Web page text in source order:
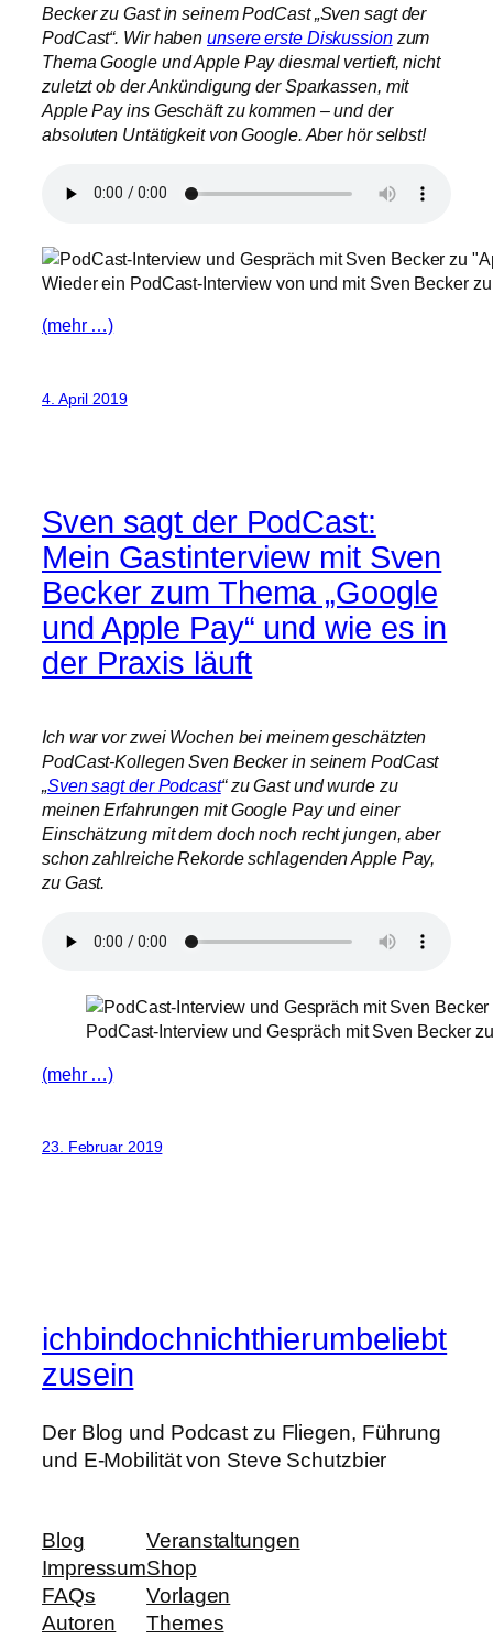
Becker zu Gast in seinem PodCast „Sven sagt der
PodCast“. Wir haben unsere erste Diskussionzum
Thema Google und Apple Pay diesmal vertieft, nicht
zuletzt ob der Ankündigung der Sparkassen, mit
Apple Pay ins Geschäft zu kommen – und der
absoluten Untätigkeit von Google. Aber hör selbst!
Wieder ein PodCast-Interview von und mit Sven Becker
(mehr …)
4. April 2019
Sven sagt der PodCast:
Mein Gastinterview mit Sven
Becker zum Thema „Google
und Apple Pay“ und wie es in
der Praxis läuft
Ich war vor zwei Wochen bei meinem geschätzten
PodCast-Kollegen Sven Becker in seinem PodCast
„Sven sagt der Podcast“ zu Gast und wurde zu
meinen Erfahrungen mit Google Pay und einer
Einschätzung mit dem doch noch recht jungen, aber
schon zahlreiche Rekorde schlagenden Apple Pay,
zu Gast.
PodCast-Interview und Gespräch mit Sven Becker
(mehr …)
23. Februar 2019
ichbindochnichthierumbeliebt
zusein
Der Blog und Podcast zu Fliegen, Führung
und E-Mobilität von Steve Schutzbier
Blog
Impressum
FAQs
Autoren
Veranstaltungen
Shop
Vorlagen
Themes